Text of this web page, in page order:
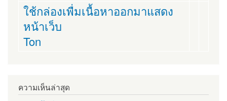
ใช้กล่องเพื่มเนื้อหาออกมาแสดง
หน้าเว็บ
Ton
ความเห็นล่าสุด